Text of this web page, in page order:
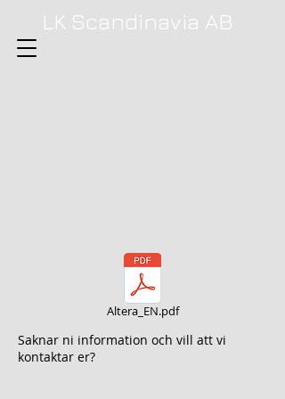
LK Scandinavia AB
Altera_EN.pdf
Saknar ni information och vill att vi
kontaktar er?